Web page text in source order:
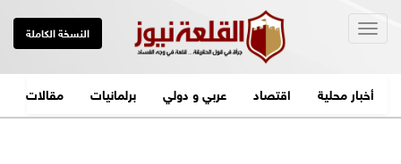
النسخة الكاملة
أخبار محلية اقتصاد عربي و دولي برلمانيات مقالات